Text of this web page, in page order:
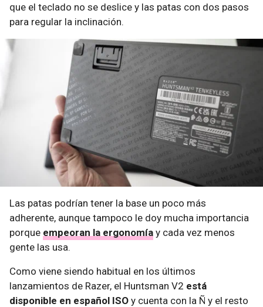
que el teclado no se deslice y las patas con dos pasos
para regular la inclinación.
Las patas podrían tener la base un poco más
adherente, aunque tampoco le doy mucha importancia
porque empeoran la ergonomía y cada vez menos
gente las usa.
Como viene siendo habitual en los últimos
lanzamientos de Razer, el Huntsman V2 está
disponible en español ISO y cuenta con la Ñ y el resto